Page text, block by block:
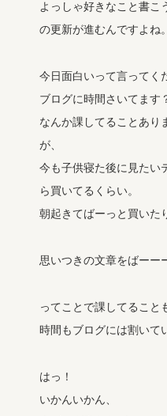
よっしゃ好きなこと書こ
の更新が進むんですよね。
今日面白いって言ってく
ブログに時間さいてます
なんか課してることあり
が、
今も子供寝た後に見たい
ら買いてるくらい。
朝起きてばーっと買いた
思いつきの文章をばーー
ってことで課してること
時間もブログには割いて
はっ！
いかんいかん、